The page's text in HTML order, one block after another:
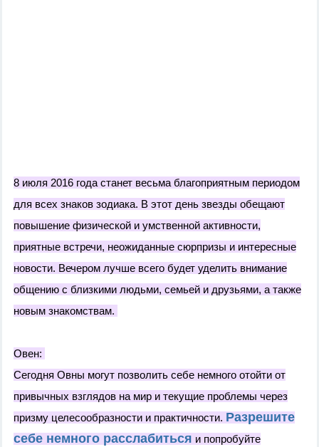
8 июля 2016 года станет весьма благоприятным периодом
для всех знаков зодиака. В этот день звезды обещают
повышение физической и умственной активности,
приятные встречи, неожиданные сюрпризы и интересные
новости. Вечером лучше всего будет уделить внимание
общению с близкими людьми, семьей и друзьями, а также
новым знакомствам.
Овен:
Сегодня Овны могут позволить себе немного отойти от
привычных взглядов на мир и текущие проблемы через
призму целесообразности и практичности. Разрешите
себе немного расслабиться и попробуйте